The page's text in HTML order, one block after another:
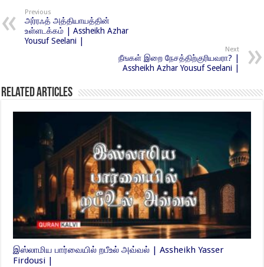
Previous
அர்ரஃத் அத்தியாயத்தின்
உள்ளடக்கம் | Assheikh Azhar
Yousuf Seelani |
Next
நீஙகள் இறை நேசத்திற்குரியவரா? |
Assheikh Azhar Yousuf Seelani |
Related Articles
இஸ்லாமிய பார்வையில் றபீஉல் அவ்வல் | Assheikh Yasser
Firdousi |